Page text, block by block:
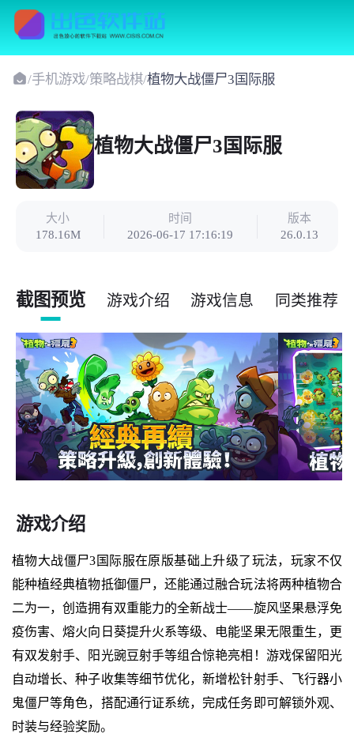
/手机游戏/策略战棋/植物大战僵尸3国际服
植物大战僵尸3国际服
大小
178.16M
时间
2026-06-17 17:16:19
版本
26.0.13
截图预览 游戏介绍 游戏信息 同类推荐
游戏介绍
植物大战僵尸3国际服在原版基础上升级了玩法，玩家不仅
能种植经典植物抵御僵尸，还能通过融合玩法将两种植物合
二为一，创造拥有双重能力的全新战士——旋风坚果悬浮免
疫伤害、熔火向日葵提升火系等级、电能坚果无限重生，更
有双发射手、阳光豌豆射手等组合惊艳亮相！游戏保留阳光
自动增长、种子收集等细节优化，新增松针射手、飞行器小
鬼僵尸等角色，搭配通行证系统，完成任务即可解锁外观、
时装与经验奖励。